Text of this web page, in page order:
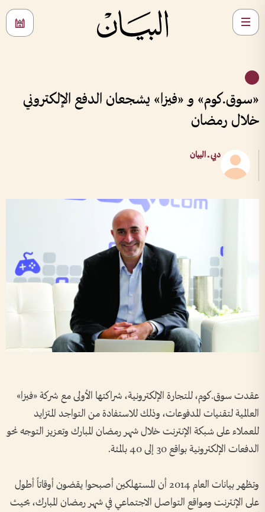
«سوق.كوم» و «فيزا» يشجعان الدفع الإلكتروني
خلال رمضان
دبي ــ البيان
عقدت سوق.كوم، للتجارة الإلكترونية، شراكتها الأولى مع شركة «فيزا»
العالمية لتقنيات المدفوعات، وذلك للاستفادة من التواجد المتزايد
للعملاء على شبكة الإنترنت خلال شهر رمضان المبارك وتعزيز التوجه نحو
الدفعات الإلكترونية بواقع 30 إلى 40 بالمئة.
وتظهر بيانات العام 2014 أن المستهلكين أصبحوا يقضون أوقاتاً أطول
على الإنترنت ومواقع التواصل الاجتماعي في شهر رمضان المبارك، بحيث